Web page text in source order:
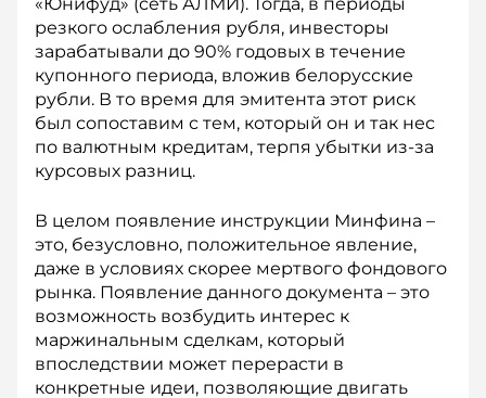
резкого ослабления рубля, инвесторы
зарабатывали до 90% годовых в течение
купонного периода, вложив белорусские
рубли. В то время для эмитента этот риск
был сопоставим с тем, который он и так нес
по валютным кредитам, терпя убытки из-за
курсовых разниц.
В целом появление инструкции Минфина –
это, безусловно, положительное явление,
даже в условиях скорее мертвого фон­дового
рынка. Появление дан­ного документа – это
возможность возбудить интерес к
маржинальным сделкам, который
впоследствии может перерасти в
конкретные идеи, позволяющие двигать